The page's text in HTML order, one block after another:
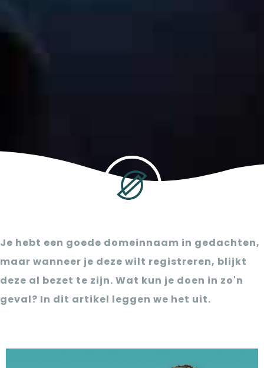
Je hebt een goede domeinnaam in gedachten,
maar wanneer je deze wilt registreren, blijkt
deze al bezet te zijn. Wat kun je doen in zo'n
geval? In dit artikel leggen we het uit.